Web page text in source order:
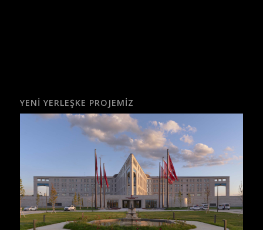
YENI YERLEŞKE PROJEMIZ